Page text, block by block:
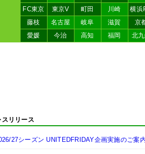
FC東京
東京V 町田 川崎 横浜
藤枝
名古屋 岐阜 滋賀 京
愛媛
今治 高知 福岡 北九
スリリース
27シーズン UNITEDFRIDAY企画実施のご案